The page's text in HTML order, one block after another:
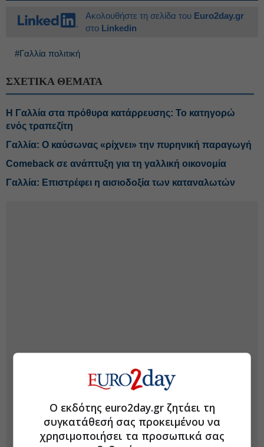
Ακολουθήστε τη σελίδα του Euro2day.gr
στο Linkedin
#Γαλλία πολιτική
ΣΧΕΤΙΚΑ ΘΕΜΑΤΑ
Η Γαλλία στα πρόθυρα κατάρρευσης: Το κατηγορώ
ενός τραπεζίτη
Γαλλία: Ο καύσωνας «ρίχνει» την πυρηνική παραγωγή
Comeback σε ανάπτυξη για τη γαλλική οικονομία
Γαλλία: Επιστρέφει η αισιοδοξία των καταναλωτών
Ο εκδότης euro2day.gr ζητάει τη
συγκατάθεσή σας προκειμένου να
χρησιμοποιήσει τα προσωπικά σας